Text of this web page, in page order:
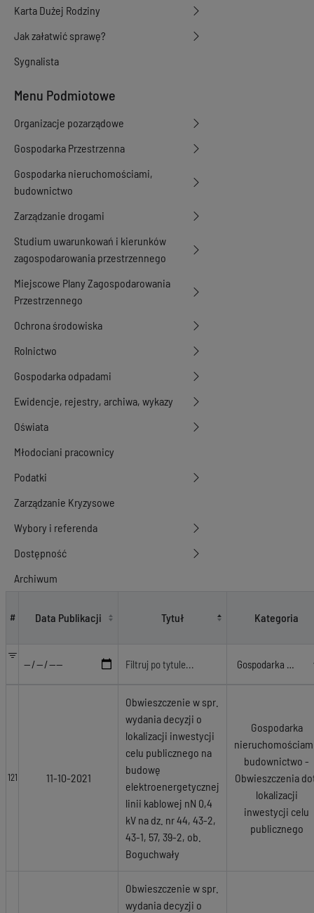
Karta Dużej Rodziny
Jak załatwić sprawę?
Sygnalista
Menu Podmiotowe
Organizacje pozarządowe
Gospodarka Przestrzenna
Gospodarka nieruchomościami,
budownictwo
Zarządzanie drogami
Studium uwarunkowań i kierunków
zagospodarowania przestrzennego
Miejscowe Plany Zagospodarowania
Przestrzennego
Ochrona środowiska
Rolnictwo
Gospodarka odpadami
Ewidencje, rejestry, archiwa, wykazy
Oświata
Młodociani pracownicy
Podatki
Zarządzanie Kryzysowe
Wybory i referenda
Dostępność
Archiwum
# Data Publikacji Tytuł Kategoria
121 11-10-2021
Obwieszczenie w spr.
wydania decyzji o
lokalizacji inwestycji
celu publicznego na
budowę
elektroenergetycznej
linii kablowej nN 0,4
kV na dz. nr 44, 43-2,
43-1, 57, 39-2, ob.
Boguchwały
Gospodarka
budownictwo -
Obwieszczenia
lokalizacji
inwestycji celu
publicznego
Obwieszczenie w spr.
wydania decyzji o